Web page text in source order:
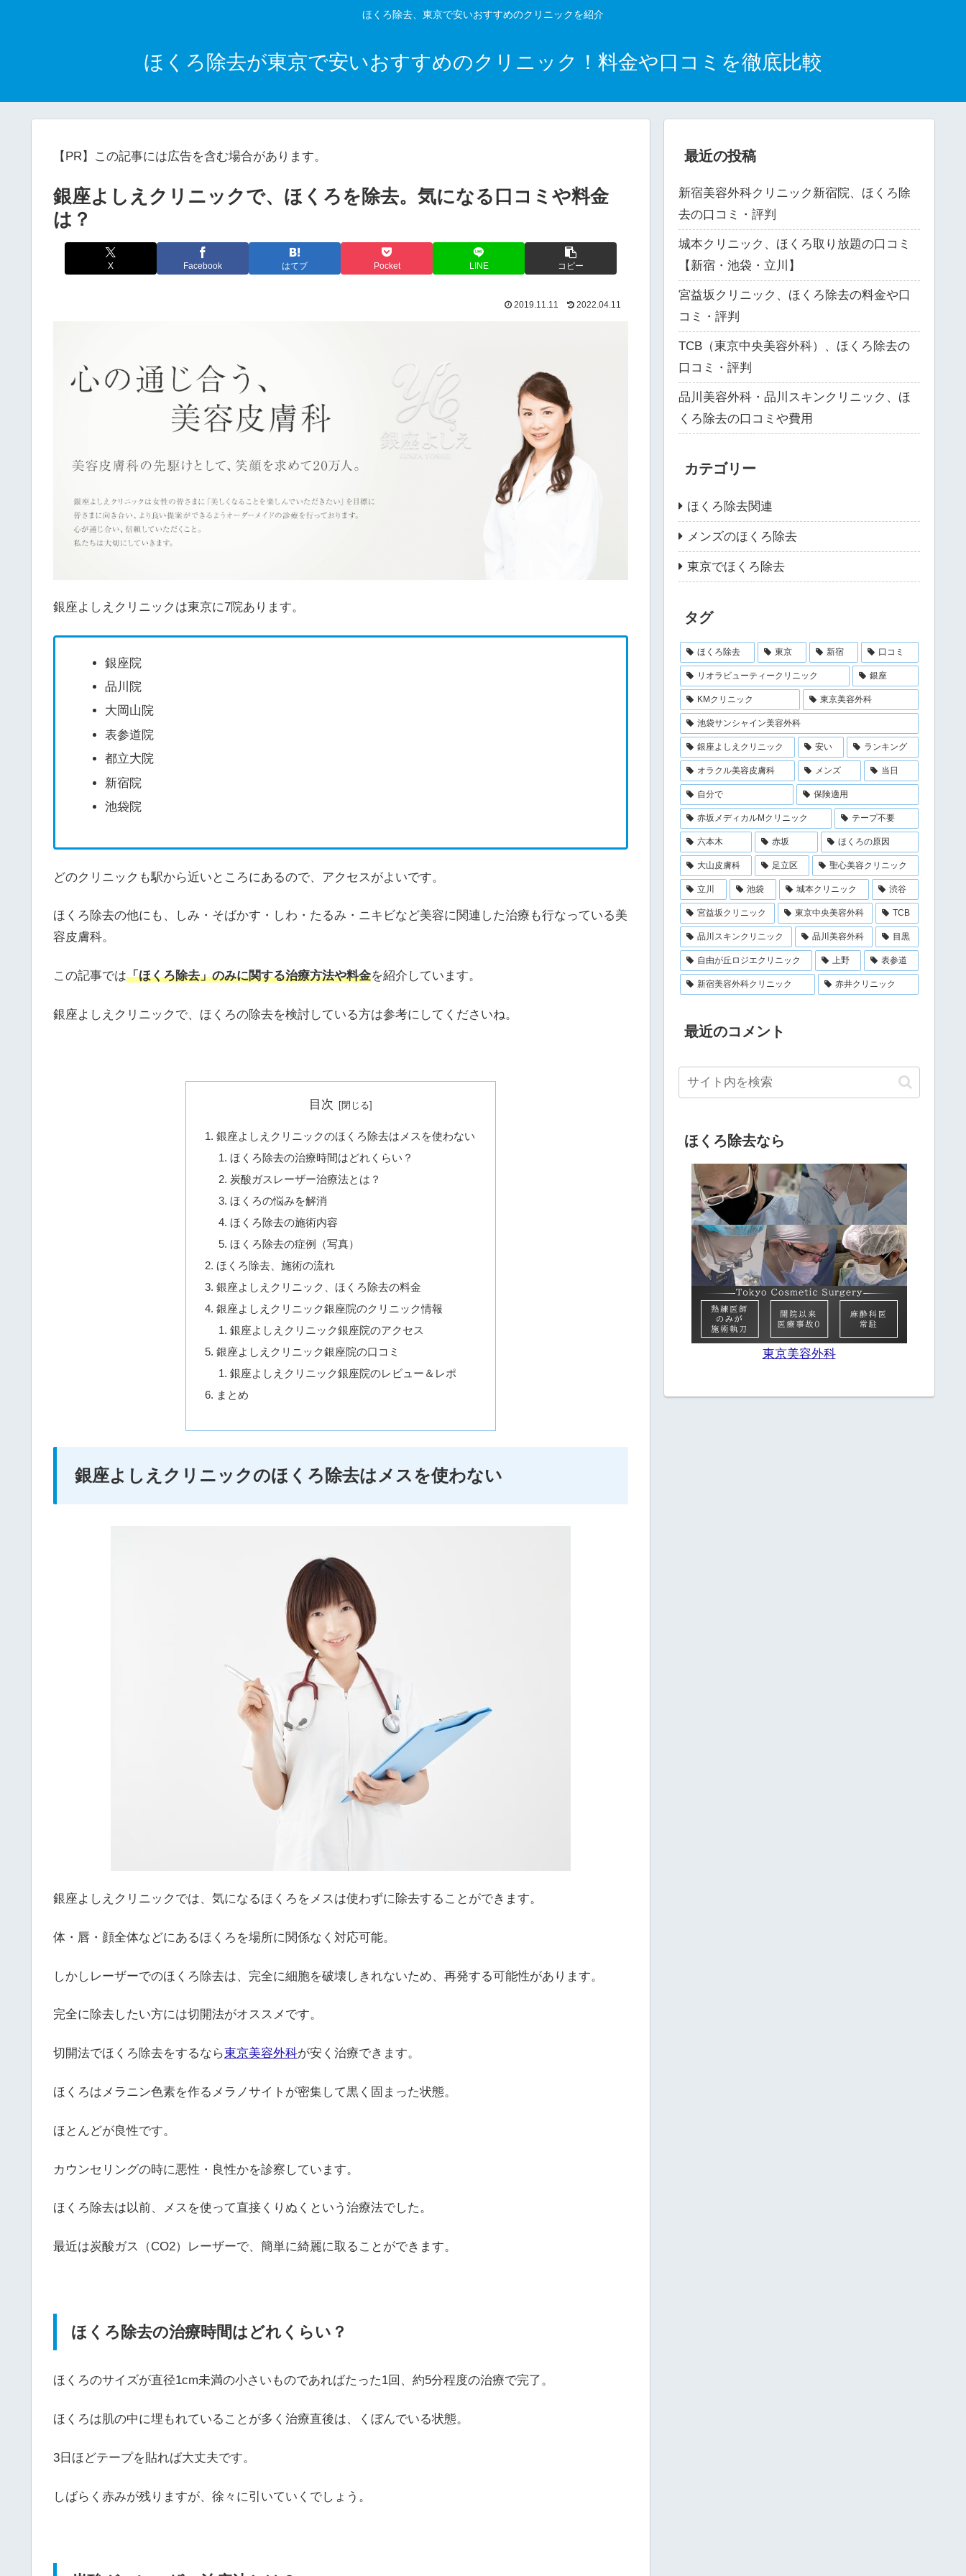
ほくろ除去、東京で安いおすすめのクリニックを紹介
ほくろ除去が東京で安いおすすめのクリニック！料金や口コミを徹底比較
【PR】この記事には広告を含む場合があります。
銀座よしえクリニックで、ほくろを除去。気になる口コミや料金
は？
X Facebook はてブ Pocket LINE コピー
2019.11.11 2022.04.11
銀座よしえクリニックは東京に7院あります。
銀座院
品川院
大岡山院
表参道院
都立大院
新宿院
池袋院
どのクリニックも駅から近いところにあるので、アクセスがよいです。
ほくろ除去の他にも、しみ・そばかす・しわ・たるみ・ニキビなど美容に関連した治療も行なっている美
容皮膚科。
この記事では「ほくろ除去」のみに関する治療方法や料金を紹介しています。
銀座よしえクリニックで、ほくろの除去を検討している方は参考にしてくださいね。
目次
銀座よしえクリニックのほくろ除去はメスを使わない
ほくろ除去の治療時間はどれくらい？
炭酸ガスレーザー治療法とは？
ほくろの悩みを解消
ほくろ除去の施術内容
ほくろ除去の症例（写真）
ほくろ除去、施術の流れ
銀座よしえクリニック、ほくろ除去の料金
銀座よしえクリニック銀座院のクリニック情報
銀座よしえクリニック銀座院のアクセス
銀座よしえクリニック銀座院の口コミ
銀座よしえクリニック銀座院のレビュー＆レポ
まとめ
銀座よしえクリニックのほくろ除去はメスを使わない
銀座よしえクリニックでは、気になるほくろをメスは使わずに除去することができます。
体・唇・顔全体などにあるほくろを場所に関係なく対応可能。
しかしレーザーでのほくろ除去は、完全に細胞を破壊しきれないため、再発する可能性があります。
完全に除去したい方には切開法がオススメです。
切開法でほくろ除去をするなら東京美容外科が安く治療できます。
ほくろはメラニン色素を作るメラノサイトが密集して黒く固まった状態。
ほとんどが良性です。
カウンセリングの時に悪性・良性かを診察しています。
ほくろ除去は以前、メスを使って直接くりぬくという治療法でした。
最近は炭酸ガス（CO2）レーザーで、簡単に綺麗に取ることができます。
ほくろ除去の治療時間はどれくらい？
ほくろのサイズが直径1cm未満の小さいものであればたった1回、約5分程度の治療で完了。
ほくろは肌の中に埋もれていることが多く治療直後は、くぼんでいる状態。
3日ほどテープを貼れば大丈夫です。
しばらく赤みが残りますが、徐々に引いていくでしょう。
最近の投稿
新宿美容外科クリニック新宿院、ほくろ除
去の口コミ・評判
城本クリニック、ほくろ取り放題の口コミ
【新宿・池袋・立川】
宮益坂クリニック、ほくろ除去の料金や口
コミ・評判
TCB（東京中央美容外科）、ほくろ除去の
口コミ・評判
品川美容外科・品川スキンクリニック、ほ
くろ除去の口コミや費用
カテゴリー
ほくろ除去関連
メンズのほくろ除去
東京でほくろ除去
タグ
ほくろ除去 東京 新宿 口コミ
リオラビューティークリニック 銀座
KMクリニック 東京美容外科
池袋サンシャイン美容外科
銀座よしえクリニック 安い ランキング
オラクル美容皮膚科 メンズ 当日
自分で 保険適用
赤坂メディカルMクリニック テープ不要
六本木 赤坂 ほくろの原因
大山皮膚科 足立区 聖心美容クリニック
立川 池袋 城本クリニック 渋谷
宮益坂クリニック 東京中央美容外科 TCB
品川スキンクリニック 品川美容外科 目黒
自由が丘ロジエクリニック 上野 表参道
新宿美容外科クリニック 赤井クリニック
最近のコメント
ほくろ除去なら
東京美容外科